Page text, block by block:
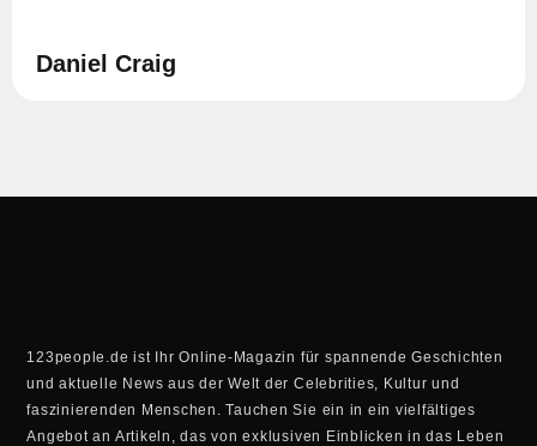
Daniel Craig
123people.de ist Ihr Online-Magazin für spannende Geschichten
und aktuelle News aus der Welt der Celebrities, Kultur und
faszinierenden Menschen. Tauchen Sie ein in ein vielfältiges
Angebot an Artikeln, das von exklusiven Einblicken in das Leben